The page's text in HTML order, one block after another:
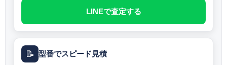
LINEで査定する
📝 型番でスピード見積